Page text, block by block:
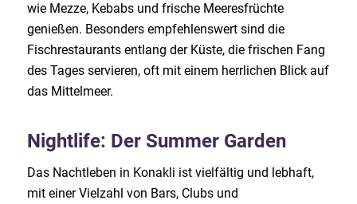
wie Mezze, Kebabs und frische Meeresfrüchte
genießen. Besonders empfehlenswert sind die
Fischrestaurants entlang der Küste, die frischen Fang
des Tages servieren, oft mit einem herrlichen Blick auf
das Mittelmeer.
Nightlife: Der Summer Garden
Das Nachtleben in Konakli ist vielfältig und lebhaft,
mit einer Vielzahl von Bars, Clubs und